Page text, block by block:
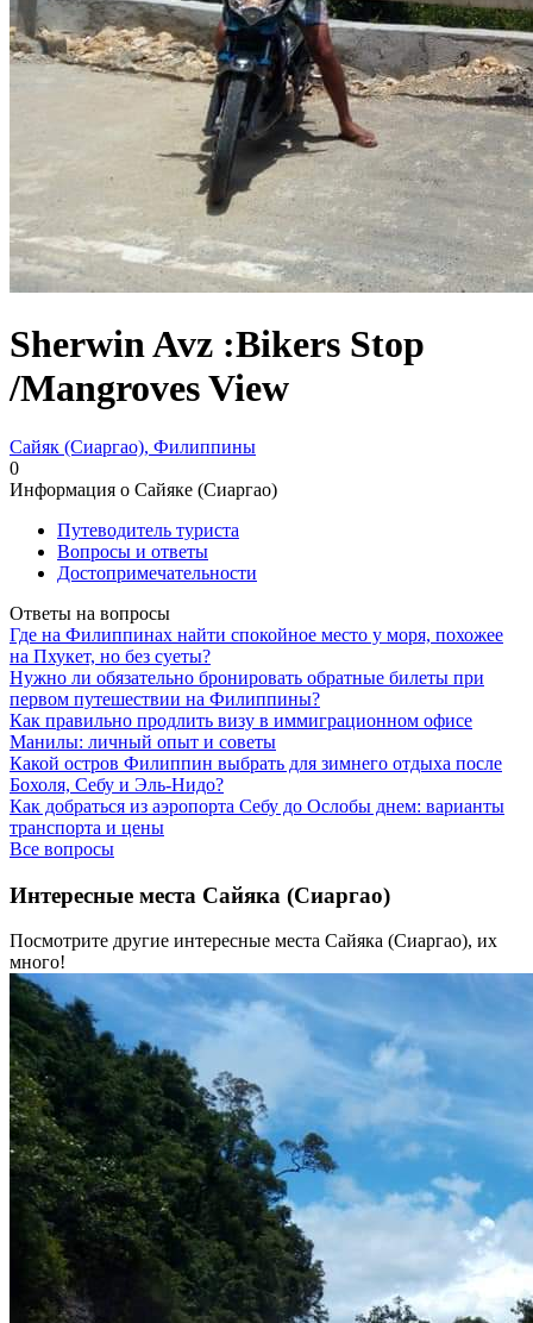
Sherwin Avz :Bikers Stop
/Mangroves View
Сайяк (Сиаргао), Филиппины
0
Информация о Сайяке (Сиаргао)
Путеводитель туриста
Вопросы и ответы
Достопримечательности
Ответы на вопросы
Где на Филиппинах найти спокойное место у моря, похожее
на Пхукет, но без суеты?
Нужно ли обязательно бронировать обратные билеты при
первом путешествии на Филиппины?
Как правильно продлить визу в иммиграционном офисе
Манилы: личный опыт и советы
Какой остров Филиппин выбрать для зимнего отдыха после
Бохоля, Себу и Эль-Нидо?
Как добраться из аэропорта Себу до Ослобы днем: варианты
транспорта и цены
Все вопросы
Интересные места Сайяка (Сиаргао)
Посмотрите другие интересные места Сайяка (Сиаргао), их
много!